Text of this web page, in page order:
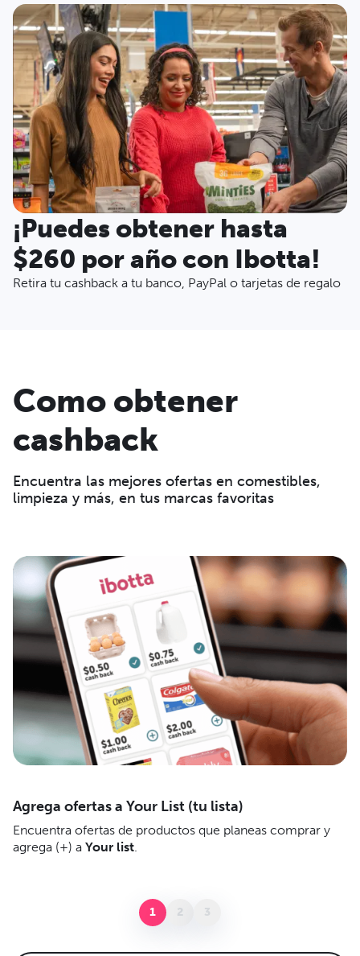
¡Puedes obtener hasta
$260 por año con Ibotta!
Retira tu cashback a tu banco, PayPal o tarjetas de regalo
Como obtener
cashback
Encuentra las mejores ofertas en comestibles,
limpieza y más, en tus marcas favoritas
Agrega ofertas a Your List (tu lista)
Encuentra ofertas de productos que planeas comprar y
agrega (+) a Your list.
1 2 3